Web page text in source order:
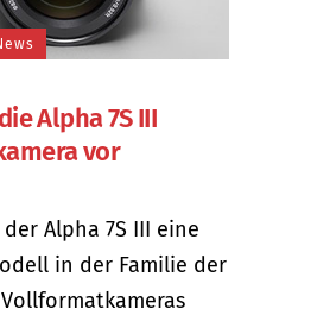
Alpha 7S III
vor
Alpha 7S III eine
in der Familie der